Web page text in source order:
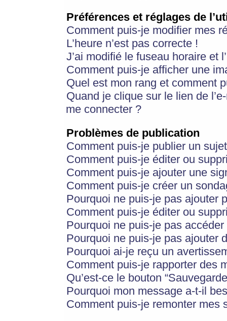
Préférences et réglages de
Comment puis-je modifier mes
L’heure n’est pas correcte !
J’ai modifié le fuseau horaire et
Comment puis-je afficher une
Quel est mon rang et comment
Quand je clique sur le lien de
me connecter ?
Problèmes de publication
Comment puis-je publier un
Comment puis-je éditer ou
Comment puis-je ajouter une
Comment puis-je créer un
Pourquoi ne puis-je pas ajouter
Comment puis-je éditer ou
Pourquoi ne puis-je pas
Pourquoi ne puis-je pas ajouter
Pourquoi ai-je reçu un
Comment puis-je rapporter des
Qu’est-ce le bouton
Pourquoi mon message a-t-il
Comment puis-je remonter mes